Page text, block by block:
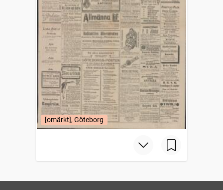
[omärkt], Göteborg